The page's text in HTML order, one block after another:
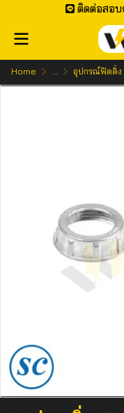
ติดต่อสอบ
Home ... อุปกรณ์ฟิตติ้ง